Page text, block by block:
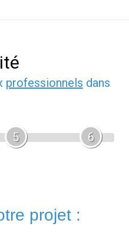
professionnels dans
5 6
projet :